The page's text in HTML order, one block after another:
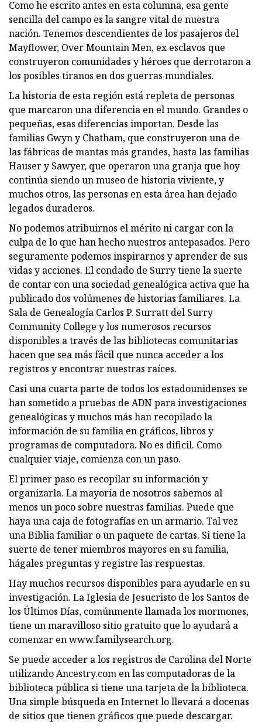
Como he escrito antes en esta columna, esa gente
sencilla del campo es la sangre vital de nuestra
nación. Tenemos descendientes de los pasajeros del
Mayflower, Over Mountain Men, ex esclavos que
construyeron comunidades y héroes que derrotaron a
los posibles tiranos en dos guerras mundiales.
La historia de esta región está repleta de personas
que marcaron una diferencia en el mundo. Grandes o
pequeñas, esas diferencias importan. Desde las
familias Gwyn y Chatham, que construyeron una de
las fábricas de mantas más grandes, hasta las familias
Hauser y Sawyer, que operaron una granja que hoy
continúa siendo un museo de historia viviente, y
muchos otros, las personas en esta área han dejado
legados duraderos.
No podemos atribuirnos el mérito ni cargar con la
culpa de lo que han hecho nuestros antepasados. Pero
seguramente podemos inspirarnos y aprender de sus
vidas y acciones. El condado de Surry tiene la suerte
de contar con una sociedad genealógica activa que ha
publicado dos volúmenes de historias familiares. La
Sala de Genealogía Carlos P. Surratt del Surry
Community College y los numerosos recursos
disponibles a través de las bibliotecas comunitarias
hacen que sea más fácil que nunca acceder a los
registros y encontrar nuestras raíces.
Casi una cuarta parte de todos los estadounidenses se
han sometido a pruebas de ADN para investigaciones
genealógicas y muchos más han recopilado la
información de su familia en gráficos, libros y
programas de computadora. No es dificil. Como
cualquier viaje, comienza con un paso.
El primer paso es recopilar su información y
organizarla. La mayoría de nosotros sabemos al
menos un poco sobre nuestras familias. Puede que
haya una caja de fotografías en un armario. Tal vez
una Biblia familiar o un paquete de cartas. Si tiene la
suerte de tener miembros mayores en su familia,
hágales preguntas y registre las respuestas.
Hay muchos recursos disponibles para ayudarle en su
investigación. La Iglesia de Jesucristo de los Santos de
los Últimos Días, comúnmente llamada los mormones,
tiene un maravilloso sitio gratuito que lo ayudará a
comenzar en www.familysearch.org.
Se puede acceder a los registros de Carolina del Norte
utilizando Ancestry.com en las computadoras de la
biblioteca pública si tiene una tarjeta de la biblioteca.
Una simple búsqueda en Internet lo llevará a docenas
de sitios que tienen gráficos que puede descargar.